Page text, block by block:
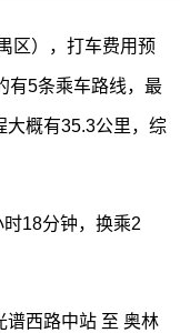
区），打车费用预
有5条乘车路线，最
大概有35.3公里，综
18分钟，换乘2
谱西路中站 至 奥林